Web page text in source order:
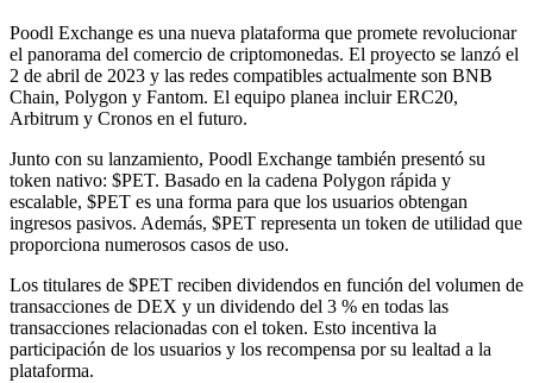
Poodl Exchange es una nueva plataforma que promete revolucionar
el panorama del comercio de criptomonedas. El proyecto se lanzó el
2 de abril de 2023 y las redes compatibles actualmente son BNB
Chain, Polygon y Fantom. El equipo planea incluir ERC20,
Arbitrum y Cronos en el futuro.
Junto con su lanzamiento, Poodl Exchange también presentó su
token nativo: $PET. Basado en la cadena Polygon rápida y
escalable, $PET es una forma para que los usuarios obtengan
ingresos pasivos. Además, $PET representa un token de utilidad que
proporciona numerosos casos de uso.
Los titulares de $PET reciben dividendos en función del volumen de
transacciones de DEX y un dividendo del 3 % en todas las
transacciones relacionadas con el token. Esto incentiva la
participación de los usuarios y los recompensa por su lealtad a la
plataforma.